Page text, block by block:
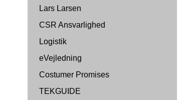
Lars Larsen
CSR Ansvarlighed
Logistik
eVejledning
Costumer Promises
TEKGUIDE